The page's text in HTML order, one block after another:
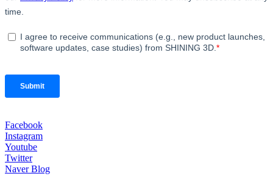
Facebook
Instagram
Youtube
Twitter
Naver Blog